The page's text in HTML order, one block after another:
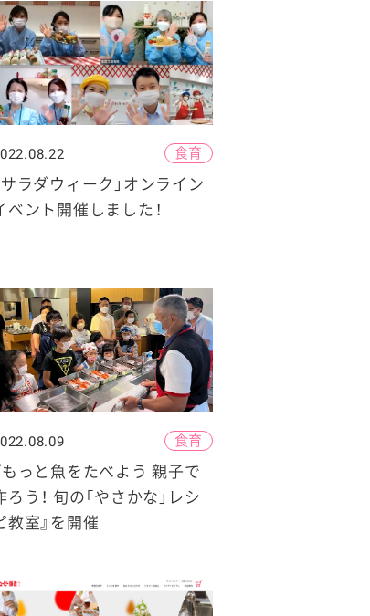
品
食育
サラダウィーク」オンライン
ベント開催しました！
食育
もっと魚をたべよう 親子で
ろう！ 旬の「やさかな」レシ
教室』を開催